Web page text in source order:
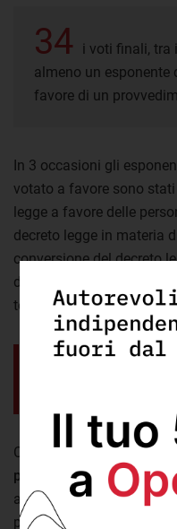
34
i voti finali, tra
almeno un esponente
favore di un
In 3 occasioni gli
votato a favore sono stati
legge a favore delle
decreto legge in materia
conversione del decreto
della
terremoti del 2009 e del
In molti voti
Ci sono però altri casi in
provvedimento è molto
appena vista e in cui
più incisiva. Tra questi